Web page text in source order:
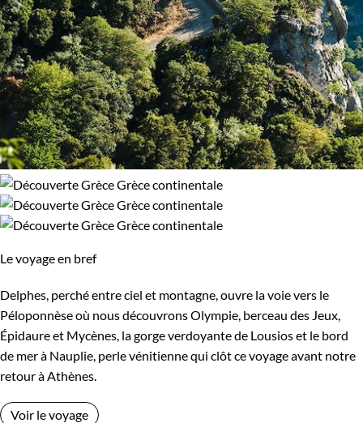
Le voyage en bref
Delphes, perché entre ciel et montagne, ouvre la voie vers le
Péloponnèse où nous découvrons Olympie, berceau des Jeux,
Épidaure et Mycènes, la gorge verdoyante de Lousios et le bord
de mer à Nauplie, perle vénitienne qui clôt ce voyage avant notre
retour à Athènes.
Voir le voyage